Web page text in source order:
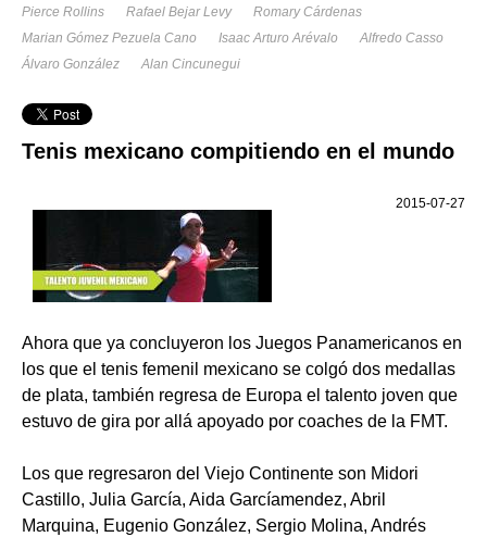
Pierce Rollins
Rafael Bejar Levy
Romary Cárdenas
Marian Gómez Pezuela Cano
Isaac Arturo Arévalo
Alfredo Casso
Álvaro González
Alan Cincunegui
Tenis mexicano compitiendo en el mundo
2015-07-27
Ahora que ya concluyeron los Juegos Panamericanos en
los que el tenis femenil mexicano se colgó dos medallas
de plata, también regresa de Europa el talento joven que
estuvo de gira por allá apoyado por coaches de la FMT.
Los que regresaron del Viejo Continente son Midori
Castillo, Julia García, Aida Garcíamendez, Abril
Marquina, Eugenio González, Sergio Molina, Andrés